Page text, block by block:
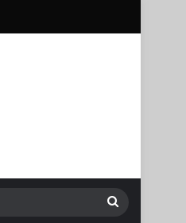
Pesquisar